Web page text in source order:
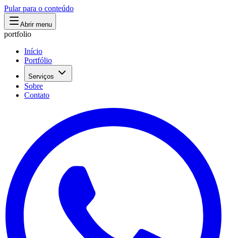
Pular para o conteúdo
Abrir menu
portfolio
Início
Portfólio
Serviços
Sobre
Contato